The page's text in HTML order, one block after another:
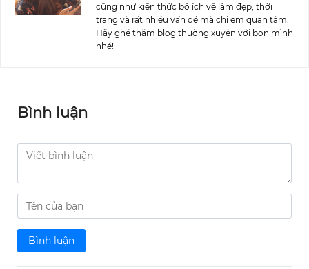
cũng như kiến thức bổ ích về làm đẹp, thời
trang và rất nhiều vấn đề mà chị em quan tâm.
Hãy ghé thăm blog thường xuyên với bọn mình
nhé!
Bình luận
Bình luận